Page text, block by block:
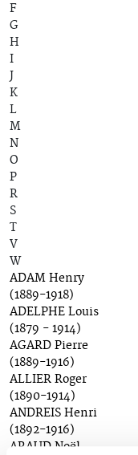
F
G
H
I
J
K
L
M
N
O
P
R
S
T
V
W
ADAM Henry
(1889-1918)
ADELPHE Louis
(1879 - 1914)
AGARD Pierre
(1889-1916)
ALLIER Roger
(1890-1914)
ANDREIS Henri
(1892-1916)
ARAUD Noël